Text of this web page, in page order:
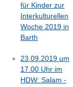
für Kinder zur
Interkulturellen
Woche 2019 in
Barth
23.09.2019 um
17.00 Uhr im
HDW: Salam -